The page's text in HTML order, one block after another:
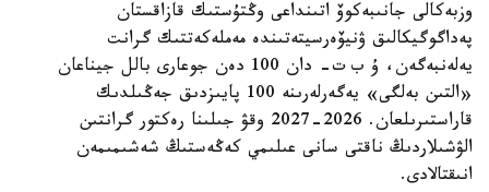
وزبەكالى جانىبەكوۆ اتىنداعى وڭتۇستىك قازاقستان
پەداگوگيكالىق ۋنيۆەرسيتەتىندە مەملەكەتتىك گرانت
يەلەنبەگەن، ۇ ب ت- دان 100 دەن جوعارى بالل جيناعان
«التىن بەلگى» يەگەرلەرىنە 100 پايىزدىق جەڭىلدىك
قاراستىرىلعان. 2026-2027 وقۋ جىلىنا رەكتور گرانتىن
الۋشىلاردىڭ ناقتى سانى عىلىمي كەڭەستىڭ شەشىمىمەن
انىقتالادى.